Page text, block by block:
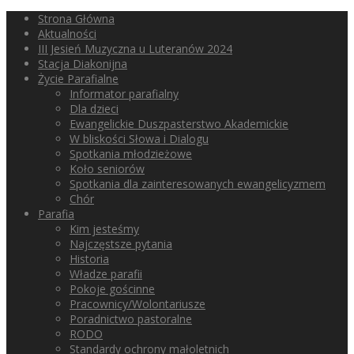
Strona Główna
Aktualności
III Jesień Muzyczna u Luteranów 2024
Stacja Diakonijna
Życie Parafialne
Informator parafialny
Dla dzieci
Ewangelickie Duszpasterstwo Akademickie
W bliskości Słowa i Dialogu
Spotkania młodzieżowe
Koło seniorów
Spotkania dla zainteresowanych ewangelicyzmem
Chór
Parafia
Kim jesteśmy
Najczęstsze pytania
Historia
Władze parafii
Pokoje gościnne
Pracownicy/Wolontariusze
Poradnictwo pastoralne
RODO
Standardy ochrony małoletnich